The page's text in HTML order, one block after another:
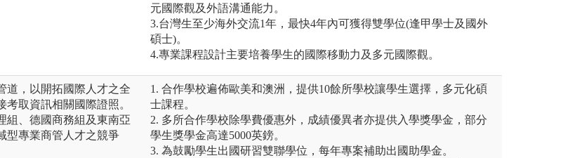
元國際觀及外語溝通能力。
3.台灣生至少海外交流1年，最快4年內可獲得雙學位(逢甲學士及國外
碩士)。
4.專業課程設計主要培養學生的國際移動力及多元國際觀。
道，以開拓國際人才之全
取資訊相關國際證照。
組、德國商務組及東南亞
型專業商管人才之競爭
1. 合作學校遍佈歐美和澳洲，提供10餘所學校讓學生選擇，多元化碩
士課程。
2. 多所合作學校除學費優惠外，成績優異者亦提供入學獎學金，部分
學生獎學金高達5000英鎊。
3. 為鼓勵學生出國研習雙聯學位，每年專案補助出國助學金。